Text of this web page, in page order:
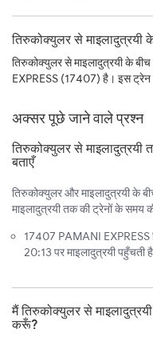
तिरुकोक्युलर से
तिरुकोक्युलर से माइलादुत्रयी के
EXPRESS (17407) है। इस ट्रेन
अक्सर पूछे जाने वाले प्रश्न
तिरुकोक्युलर से माइलादुत्रयी
बताएँ
तिरुकोक्युलर और माइलादुत्रयी के
माइलादुत्रयी तक की ट्रेनों के समय
17407 PAMANI
20:13 पर माइलादुत्रयी
मैं तिरुकोक्युलर से
करूँ?